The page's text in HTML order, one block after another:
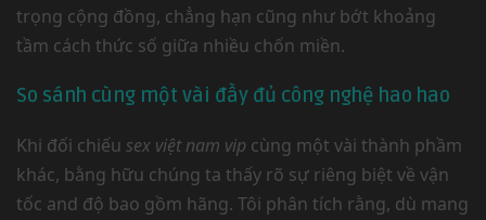
trọng cộng đồng, chẳng hạn cũng như bớt khoảng
tầm cách thức số giữa nhiều chốn miền.
So sánh cùng một vài đầy đủ công nghệ hao hao
Khi đối chiếu sex việt nam vip cùng một vài thành phầm
khác, bằng hữu chúng ta thấy rõ sự riêng biệt về vận
tốc and độ bao gồm hãng. Tôi phân tích rằng, dù mang